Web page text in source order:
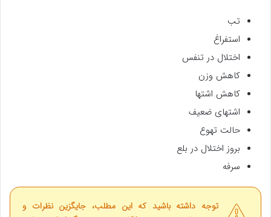
تب
استفراغ
اختلال در تنفس
کاهش وزن
کاهش اشتها
اشتهای ضعیف
حالت تهوع
بروز اختلال در بلع
سرفه
توجه داشته باشید که این مطلب، جایگزین نظرات و